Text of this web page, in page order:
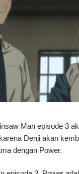
Man episode 3
Denji akan
dengan Power.